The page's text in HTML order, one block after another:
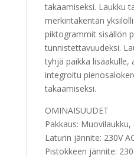
takaamiseksi. Laukku
merkintäkentän
piktogrammit sisällön
tunnistettavuudeksi.
tyhjä paikka lisäakulle,
integroitu
takaamiseksi.
OMINAISUUDET
Pakkaus:
Laturin jännite: 230V
Pistokkeen jännite: 230